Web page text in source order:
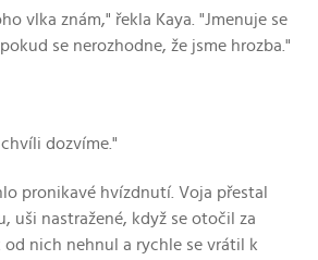
vlka znám," řekla Kaya. "Jmenuje se
se nerozhodne, že jsme hrozba."
dozvíme."
pronikavé hvízdnutí. Voja přestal
uši nastražené, když se otočil za
od nich nehnul a rychle se vrátil k